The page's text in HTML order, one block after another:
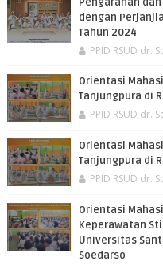
dengan
Tahun 2024
PPID RSUD dr.
Orientasi
Tanjungpura di
PPID RSUD dr.
Orientasi
Tanjungpura di
PPID RSUD dr.
Orientasi
Keperawatan
Universitas
Soedarso